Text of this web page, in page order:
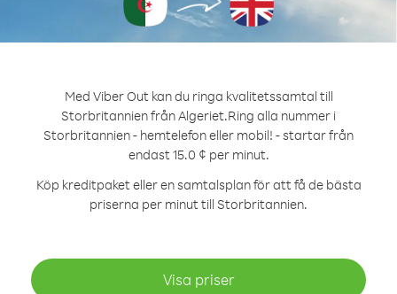
Med Viber Out kan du ringa kvalitetssamtal till
Storbritannien från Algeriet.Ring alla nummer i
Storbritannien - hemtelefon eller mobil! - startar från
endast 15.0 ¢ per minut.
Köp kreditpaket eller en samtalsplan för att få de bästa
priserna per minut till Storbritannien.
Visa priser